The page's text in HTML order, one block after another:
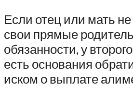
Если отец или мать
свои прямые
обязанности, у
есть основания
иском о выплате